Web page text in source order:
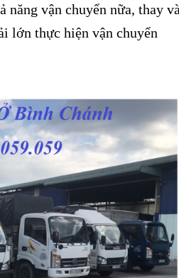
năng vận chuyển nữa, thay
lớn thực hiện vận chuyển